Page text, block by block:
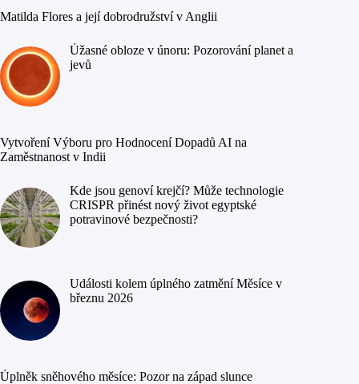
Matilda Flores a její dobrodružství v Anglii
Úžasné obloze v únoru: Pozorování planet a
jevů
Vytvoření Výboru pro Hodnocení Dopadů AI na
Zaměstnanost v Indii
Kde jsou genoví krejčí? Může technologie
CRISPR přinést nový život egyptské
potravinové bezpečnosti?
Události kolem úplného zatmění Měsíce v
březnu 2026
Úplněk sněhového měsíce: Pozor na západ slunce